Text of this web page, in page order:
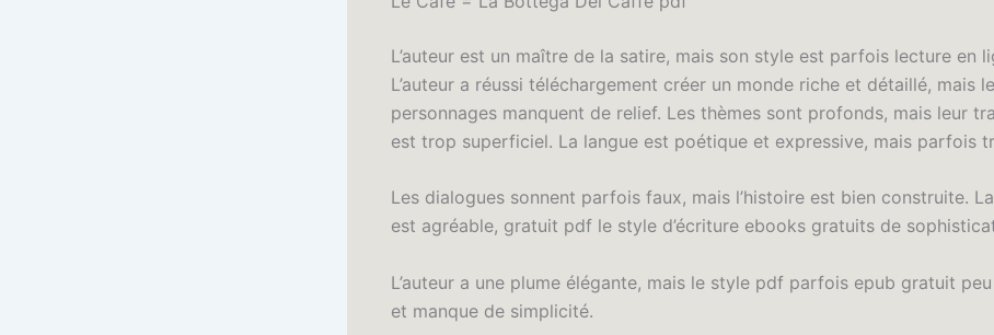
L’auteur est un maître de la satire, mais son style est parfois lecture en
L’auteur a réussi téléchargement créer un monde riche et détaillé, mais
personnages manquent de relief. Les thèmes sont profonds, mais leur
est trop superficiel. La langue est poétique et expressive, mais parfois
Les dialogues sonnent parfois faux, mais l’histoire est bien construite.
est agréable, gratuit pdf le style d’écriture ebooks gratuits de
L’auteur a une plume élégante, mais le style pdf parfois epub gratuit
et manque de simplicité.